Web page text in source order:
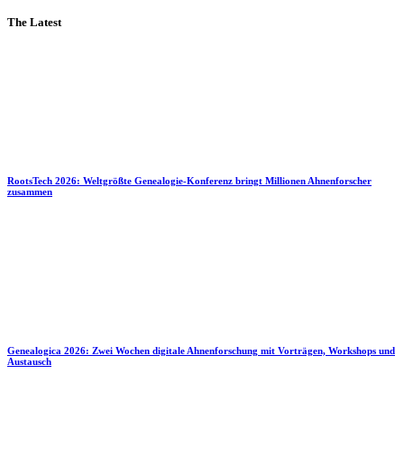
The Latest
RootsTech 2026: Weltgrößte Genealogie-Konferenz bringt Millionen Ahnenforscher
zusammen
Genealogica 2026: Zwei Wochen digitale Ahnenforschung mit Vorträgen, Workshops und
Austausch